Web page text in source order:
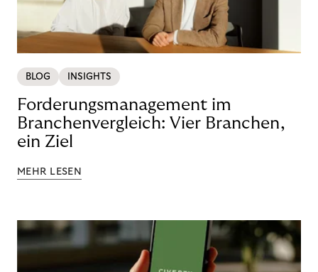
BLOG INSIGHTS
Forderungsmanagement im
Branchenvergleich: Vier Branchen,
ein Ziel
MEHR LESEN